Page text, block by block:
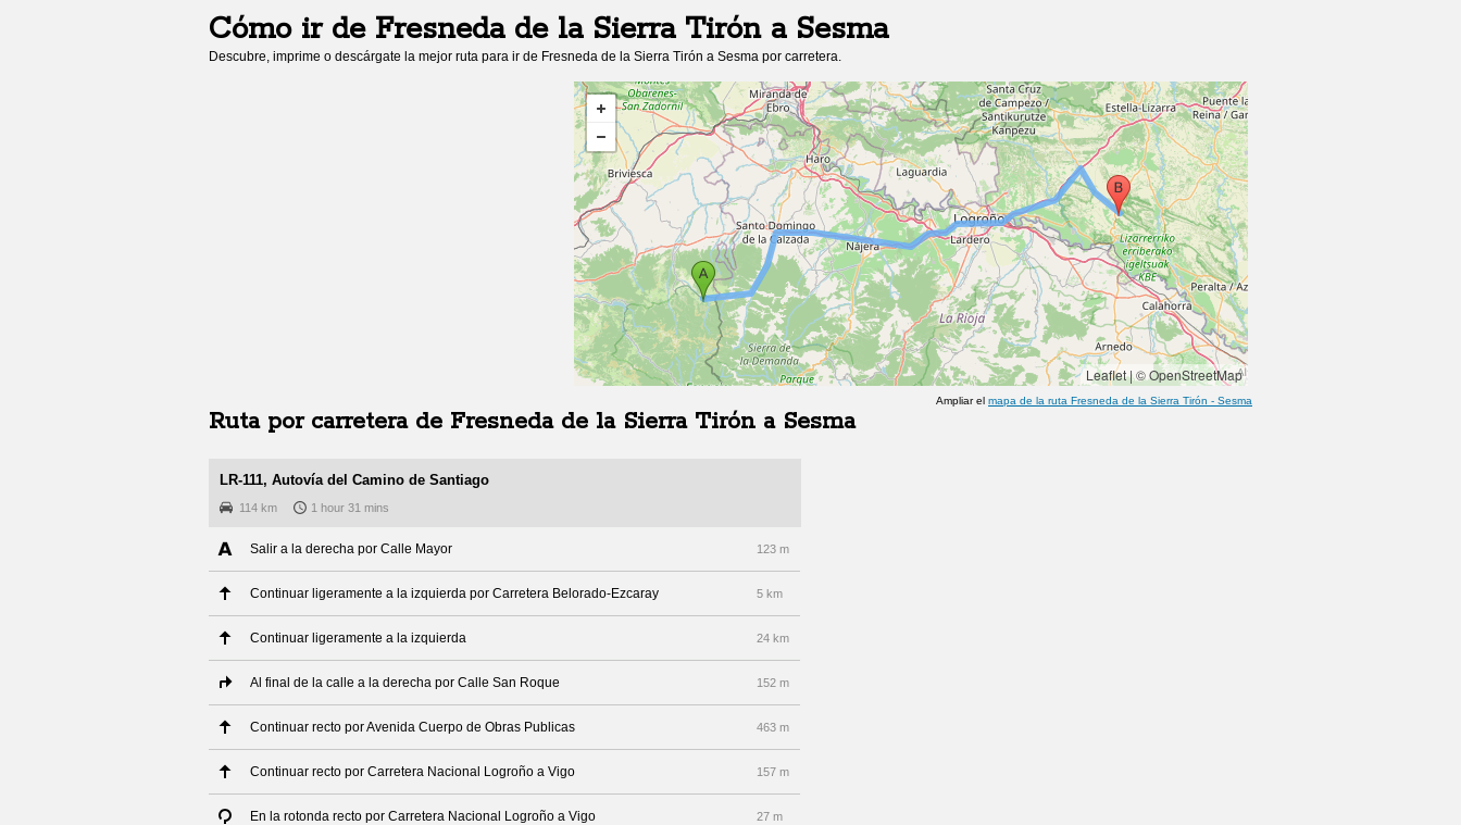
Cómo ir de Fresneda de la Sierra Tiróna Sesma
Descubre, imprime o descárgate la mejor ruta para ir de Fresneda de la Sierra Tirón a Sesma por carretera.
Leaflet|© OpenStreetMap
Ampliar el mapa de la ruta Fresneda de la Sierra Tirón - Sesma
Ruta por carretera de Fresneda de la Sierra Tirón a Sesma
LR-111, Autovía del Camino de Santiago
114 km 1 hour 31 mins
Salir a la derecha por Calle Mayor 123 m
Continuar ligeramente a la izquierda por Carretera Belorado-Ezcaray 5 km
Continuar ligeramente a la izquierda 24 km
Al final de la calle a la derecha por Calle San Roque 152 m
Continuar recto por Avenida Cuerpo de Obras Publicas 463 m
Continuar recto por Carretera Nacional Logroño a Vigo 157 m
En la rotonda recto por Carretera Nacional Logroño a Vigo 27 m